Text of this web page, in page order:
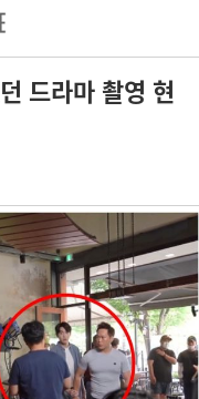
드라마 촬영 현